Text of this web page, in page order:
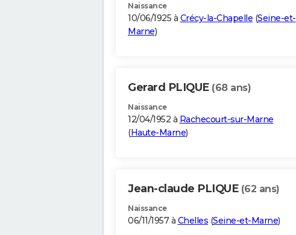
Naissance
10/06/1925 à Crécy-la-Chapelle (Seine-et-
Marne)
Gerard PLIQUE (68 ans)
Naissance
12/04/1952 à Rachecourt-sur-Marne
(Haute-Marne)
Jean-claude PLIQUE (62 ans)
Naissance
06/11/1957 à Chelles (Seine-et-Marne)